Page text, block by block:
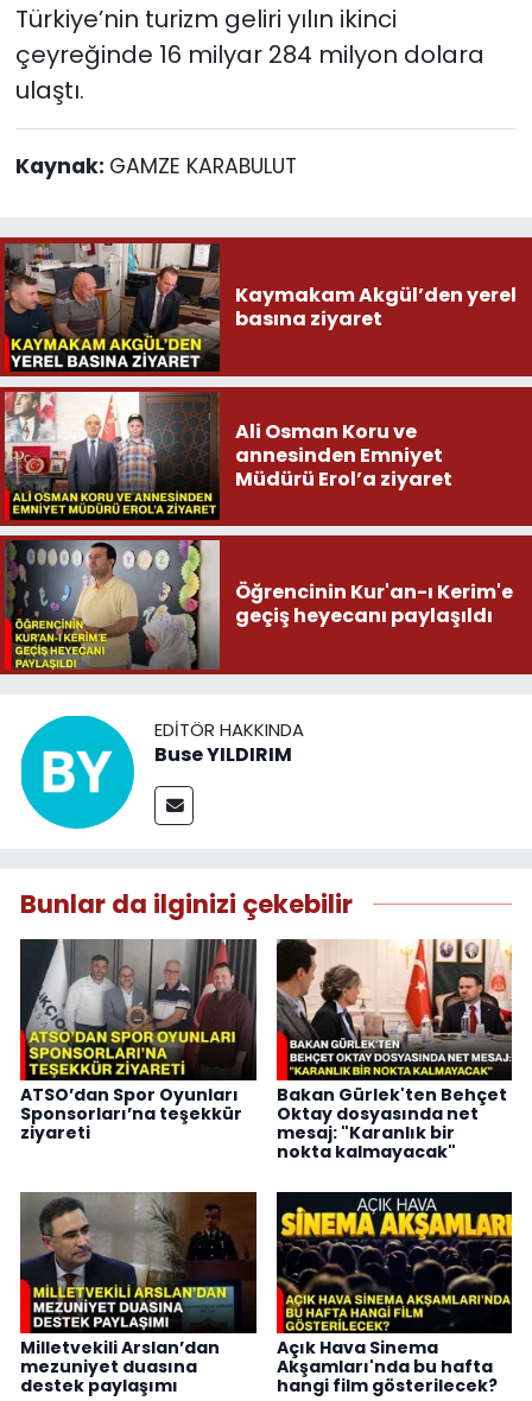
Türkiye’nin turizm geliri yılın ikinci
çeyreğinde 16 milyar 284 milyon dolara
ulaştı.
Kaynak: GAMZE KARABULUT
Kaymakam Akgül’den yerel
basına ziyaret
Ali Osman Koru ve
annesinden Emniyet
Müdürü Erol’a ziyaret
Öğrencinin Kur'an-ı Kerim'e
geçiş heyecanı paylaşıldı
EDITÖR HAKKINDA
Buse YILDIRIM
Bunlar da ilginizi çekebilir
ATSO’dan Spor Oyunları
Sponsorları’na teşekkür
ziyareti
Bakan Gürlek'ten Behçet
Oktay dosyasında net
mesaj: "Karanlık bir
nokta kalmayacak"
Milletvekili Arslan’dan
mezuniyet duasına
destek paylaşımı
Açık Hava Sinema
Akşamları'nda bu hafta
hangi film gösterilecek?